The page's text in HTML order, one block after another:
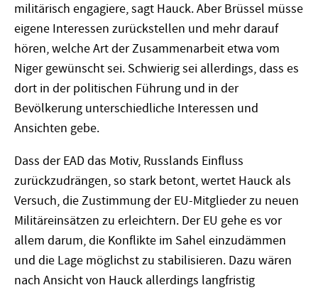
militärisch engagiere, sagt Hauck. Aber Brüssel müsse
eigene Interessen zurückstellen und mehr darauf
hören, welche Art der Zusammenarbeit etwa vom
Niger gewünscht sei. Schwierig sei allerdings, dass es
dort in der politischen Führung und in der
Bevölkerung unterschiedliche Interessen und
Ansichten gebe.
Dass der EAD das Motiv, Russlands Einfluss
zurückzudrängen, so stark betont, wertet Hauck als
Versuch, die Zustimmung der EU-Mitglieder zu neuen
Militäreinsätzen zu erleichtern. Der EU gehe es vor
allem darum, die Konflikte im Sahel einzudämmen
und die Lage möglichst zu stabilisieren. Dazu wären
nach Ansicht von Hauck allerdings langfristig